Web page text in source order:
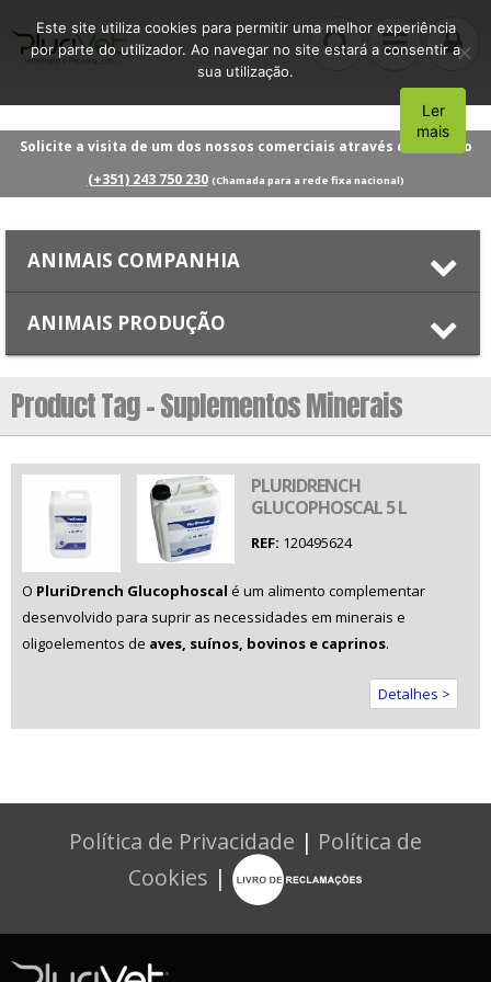
Solicite a visita de um dos nossos comerciais através do número
(+351) 243 750 230 (Chamada para a rede fixa nacional)
ANIMAIS COMPANHIA
ANIMAIS PRODUÇÃO
Product Tag - Suplementos Minerais
PLURIDRENCH
GLUCOPHOSCAL 5 L
REF: 120495624
O PluriDrench Glucophoscal é um alimento complementar
desenvolvido para suprir as necessidades em minerais e
oligoelementos de aves, suínos, bovinos e caprinos.
Detalhes >
Política de Privacidade | Política de
Cookies |
Este site utiliza cookies para permitir uma melhor experiência
por parte do utilizador. Ao navegar no site estará a consentir a
sua utilização.
Aceito
Ler
mais